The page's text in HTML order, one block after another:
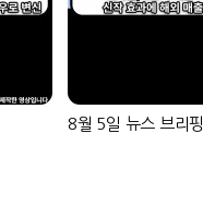
8월 5일 뉴스 브리핑